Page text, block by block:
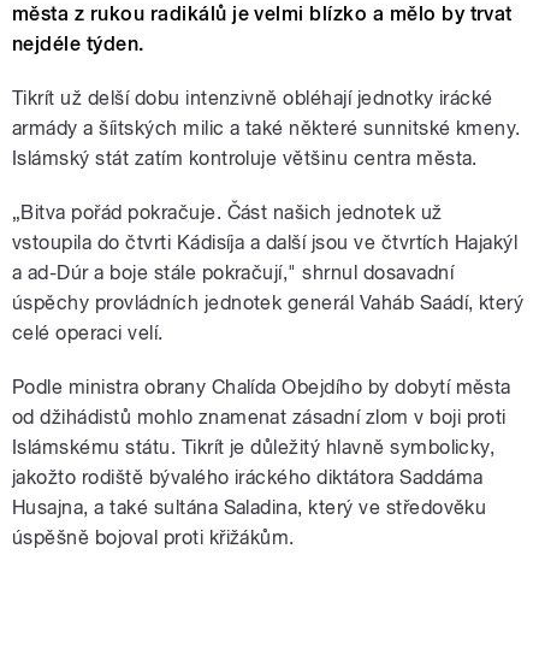
města z rukou radikálů je velmi blízko a mělo by trvat
nejdéle týden.
Tikrít už delší dobu intenzivně obléhají jednotky irácké
armády a šíitských milic a také některé sunnitské kmeny.
Islámský stát zatím kontroluje většinu centra města.
„Bitva pořád pokračuje. Část našich jednotek už
vstoupila do čtvrti Kádisíja a další jsou ve čtvrtích Hajakýl
a ad-Dúr a boje stále pokračují," shrnul dosavadní
úspěchy provládních jednotek generál Vaháb Saádí, který
celé operaci velí.
Podle ministra obrany Chalída Obejdího by dobytí města
od džihádistů mohlo znamenat zásadní zlom v boji proti
Islámskému státu. Tikrít je důležitý hlavně symbolicky,
jakožto rodiště bývalého iráckého diktátora Saddáma
Husajna, a také sultána Saladina, který ve středověku
úspěšně bojoval proti křižákům.